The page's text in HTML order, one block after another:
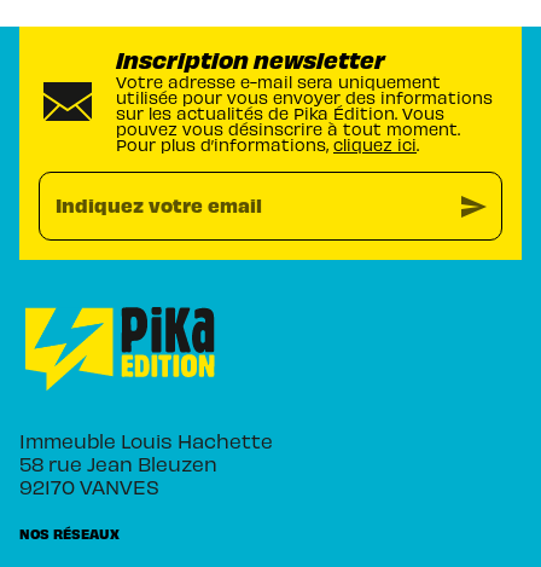
Inscription newsletter
Votre adresse e-mail sera uniquement
utilisée pour vous envoyer des informations
sur les actualités de Pika Édition. Vous
pouvez vous désinscrire à tout moment.
Pour plus d’informations, cliquez ici.
Indiquez votre email send
Immeuble Louis Hachette
58 rue Jean Bleuzen
92170 VANVES
NOS RÉSEAUX